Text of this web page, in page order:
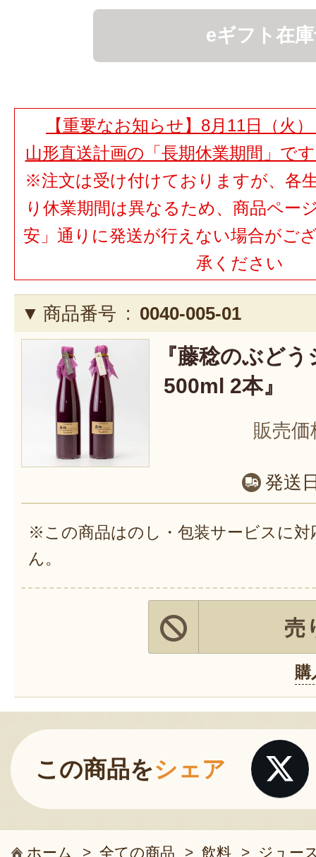
eギフト在
【重要なお知らせ】8月11日（火
山形直送計画の「長期休業期間」で
※注文は受け付けておりますが、各
り休業期間は異なるため、商品ペー
安」通りに発送が行えない場合がご
承ください
商品番号 : 0040-005-01
『藤稔のぶど
500ml 2本』
販売価
発送
※この商品はのし・包装サービスに対
ん。
売
購
この商品をシェア
ホーム > 全ての商品 > 飲料 > ジュー